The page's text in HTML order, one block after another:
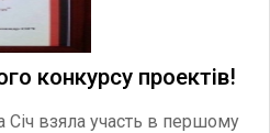
конкурсу проектів!
взяла участь в першому